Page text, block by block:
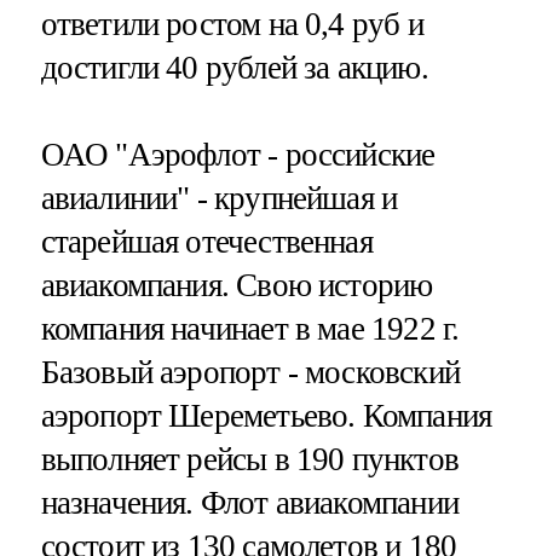
ответили ростом на 0,4 руб и
достигли 40 рублей за акцию.
ОАО "Аэрофлот - российские
авиалинии" - крупнейшая и
старейшая отечественная
авиакомпания. Свою историю
компания начинает в мае 1922 г.
Базовый аэропорт - московский
аэропорт Шереметьево. Компания
выполняет рейсы в 190 пунктов
назначения. Флот авиакомпании
состоит из 130 самолетов и 180